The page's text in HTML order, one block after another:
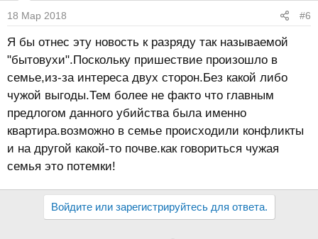
18 Мар 2018 #6
Я бы отнес эту новость к разряду так называемой
"бытовухи".Поскольку пришествие произошло в
семье,из-за интереса двух сторон.Без какой либо
чужой выгоды.Тем более не факто что главным
предлогом данного убийства была именно
квартира.возможно в семье происходили конфликты
и на другой какой-то почве.как говориться чужая
семья это потемки!
Войдите или зарегистрируйтесь для ответа.